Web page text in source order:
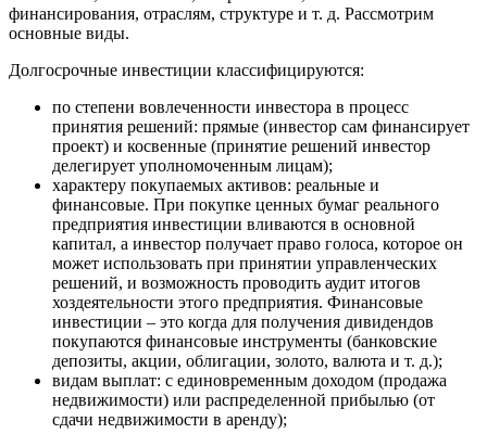
финансирования, отраслям, структуре и т. д. Рассмотрим
основные виды.
Долгосрочные инвестиции классифицируются:
по степени вовлеченности инвестора в процесс
принятия решений: прямые (инвестор сам финансирует
проект) и косвенные (принятие решений инвестор
делегирует уполномоченным лицам);
характеру покупаемых активов: реальные и
финансовые. При покупке ценных бумаг реального
предприятия инвестиции вливаются в основной
капитал, а инвестор получает право голоса, которое он
может использовать при принятии управленческих
решений, и возможность проводить аудит итогов
хоздеятельности этого предприятия. Финансовые
инвестиции – это когда для получения дивидендов
покупаются финансовые инструменты (банковские
депозиты, акции, облигации, золото, валюта и т. д.);
видам выплат: с единовременным доходом (продажа
недвижимости) или распределенной прибылью (от
сдачи недвижимости в аренду);